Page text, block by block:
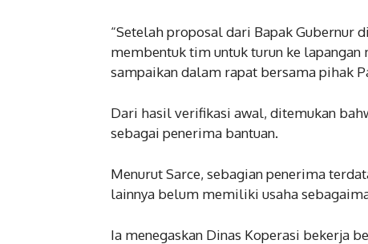
“Setelah proposal dari Bapak Gubernur
membentuk tim untuk turun ke
sampaikan dalam rapat bersama pihak
Dari hasil verifikasi awal, ditemukan
sebagai penerima bantuan.
Menurut Sarce, sebagian penerima
lainnya belum memiliki usaha
Ia menegaskan Dinas Koperasi bekerja